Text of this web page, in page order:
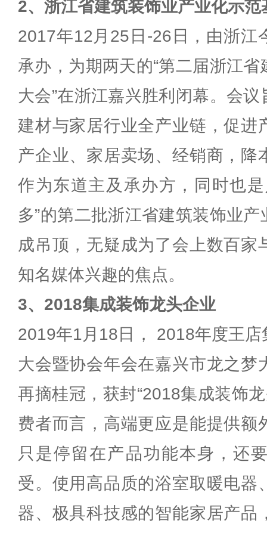
2、浙江省建筑装饰业产业化示范
2017年12月25日-26日，由浙江
承办，为期两天的“第二届浙江
大会”在浙江嘉兴胜利闭幕。会
建材与家居行业全产业链，促进
产企业、家居卖场、经销商，降
作为东道主及承办方，同时也
多”的第二批浙江省建筑装饰业
成吊顶，无疑成为了会上数百家
知名媒体兴趣的焦点。
3、2018集成装饰龙头企业
2019年1月18日， 2018年度王
大会暨协会年会在嘉兴市龙之梦
再摘桂冠，获封“2018集成装饰
费者而言，高端更应是能提供额
只是停留在产品功能本身，还
受。使用高品质的浴室取暖电器
器、极具科技感的智能家居产品